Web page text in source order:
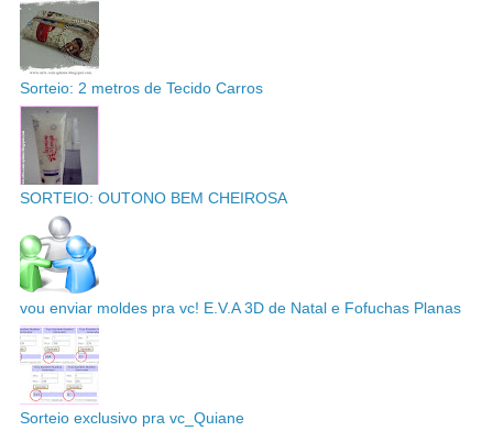
Sorteio: 2 metros de Tecido Carros
SORTEIO: OUTONO BEM CHEIROSA
vou enviar moldes pra vc! E.V.A 3D de Natal e Fofuchas Planas
Sorteio exclusivo pra vc_Quiane